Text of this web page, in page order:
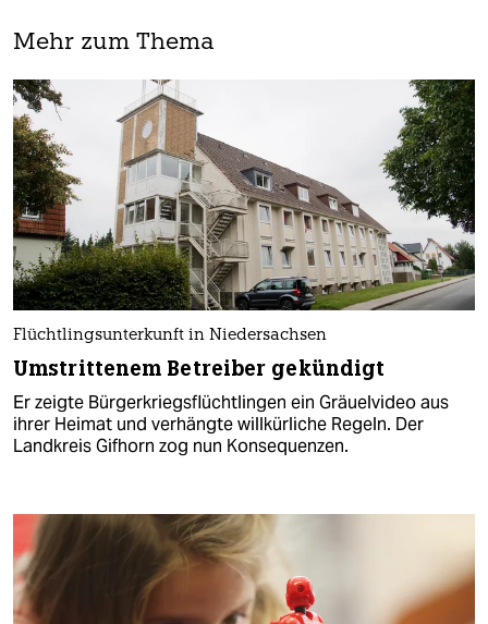
Mehr zum Thema
Flüchtlingsunterkunft in Niedersachsen
Umstrittenem Betreiber gekündigt
Er zeigte Bürgerkriegsflüchtlingen ein Gräuelvideo aus
ihrer Heimat und verhängte willkürliche Regeln. Der
Landkreis Gifhorn zog nun Konsequenzen.